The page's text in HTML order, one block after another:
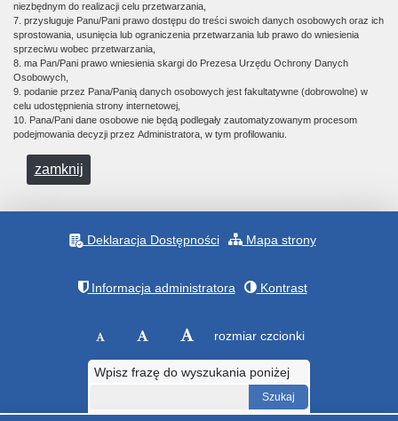
niezbędnym do realizacji celu przetwarzania,
7. przysługuje Panu/Pani prawo dostępu do treści swoich danych osobowych oraz ich
sprostowania, usunięcia lub ograniczenia przetwarzania lub prawo do wniesienia
sprzeciwu wobec przetwarzania,
8. ma Pan/Pani prawo wniesienia skargi do Prezesa Urzędu Ochrony Danych
Osobowych,
9. podanie przez Pana/Panią danych osobowych jest fakultatywne (dobrowolne) w
celu udostępnienia strony internetowej,
10. Pana/Pani dane osobowe nie będą podlegały zautomatyzowanym procesom
podejmowania decyzji przez Administratora, w tym profilowaniu.
zamknij
Deklaracja Dostępności Mapa strony
Informacja administratora Kontrast
rozmiar czcionki
Wpisz frazę do wyszukania poniżej